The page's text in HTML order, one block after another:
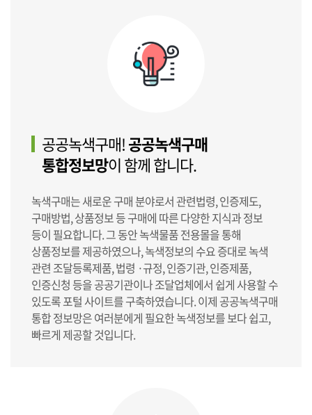
공공녹색구매!공공녹색구매
통합정보망이 함께 합니다.
녹색구매는 새로운 구매 분야로서 관련법령, 인증제도,
구매방법, 상품정보 등 구매에 따른 다양한 지식과 정보
등이 필요합니다. 그 동안 녹색물품 전용몰을 통해
상품정보를 제공하였으나, 녹색정보의 수요 증대로 녹색
관련 조달등록제품, 법령 ·규정, 인증기관, 인증제품,
인증신청 등을 공공기관이나 조달업체에서 쉽게 사용할 수
있도록 포털 사이트를 구축하였습니다. 이제 공공녹색구매
통합 정보망은 여러분에게 필요한 녹색정보를 보다 쉽고,
빠르게 제공할 것입니다.